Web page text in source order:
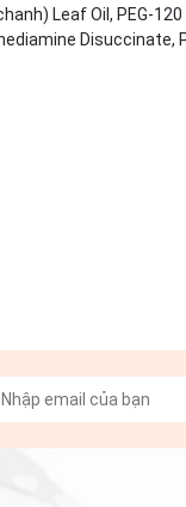
Leaf Oil, PEG-
Disuccinate,